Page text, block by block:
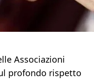
Associazioni
profondo rispetto